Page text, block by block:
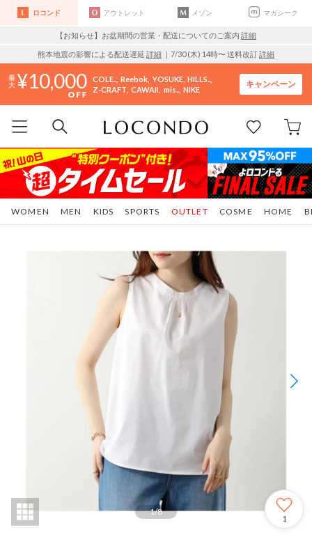
ロコンド アウトレット メゾン マガシーク
【お知らせ】お盆期間の営業・配送についてのご案内 詳細
熊本地震の影響による配送遅延 詳細 ｜7/30 (木) 14時〜 送料改訂詳細
10,000 COLE.. Reebok YOSUKE HILLS..
Z-CRAFT CAWAII mis.. NIKE
キャンペーン
WOMEN MEN KIDS SPORTS COSME HOME
OUTLET
1/8
1